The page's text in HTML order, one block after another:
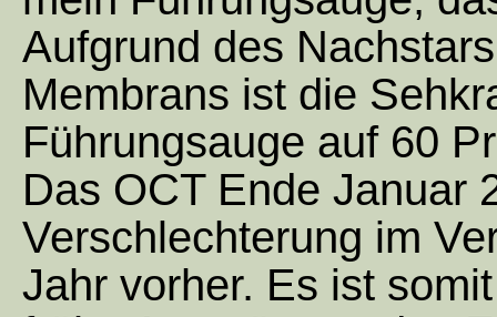
Aufgrund des
Membrans ist die
Führungsauge auf 60
Das OCT Ende Januar
Verschlechterung im
Jahr vorher. Es ist